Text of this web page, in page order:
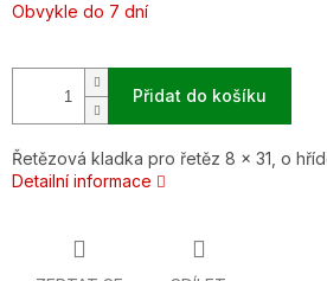
Obvykle do 7 dní
Přidat do košíku
Řetězová kladka pro řetěz 8 x 31, o
Detailní informace